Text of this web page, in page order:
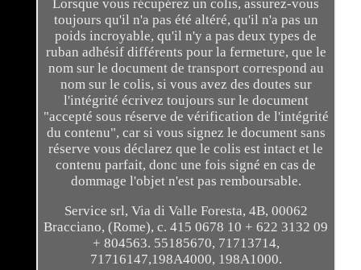
Lorsque vous récupérez un colis, assurez-vous
toujours qu'il n'a pas été altéré, qu'il n'a pas un
poids incroyable, qu'il n'y a pas deux types de
ruban adhésif différents pour la fermeture, que le
nom sur le document de transport correspond au
nom sur le colis, si vous avez des doutes sur
l'intégrité écrivez toujours sur le document
"accepté sous réserve de vérification de l'intégrité
du contenu", car si vous signez le document sans
réserve vous déclarez que le colis est intact et le
contenu parfait, donc une fois signé en cas de
dommage l'objet n'est pas remboursable.
Service srl, Via di Valle Foresta, 4B, 00062
Bracciano, (Rome), c. 415 0678 10 + 622 3132 09
+ 804563. 55185670, 71713714,
71716147,198A4000, 198A1000.